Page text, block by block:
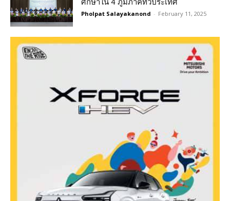
Pholpat Salayakanond - February 11, 2025